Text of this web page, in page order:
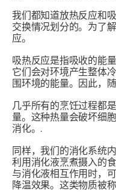
我们都知道放热反应和
交换情况划分的。为了
应。
吸热反应是指吸收的能
它们会对环境产生整体
围环境的能量。因此，
几乎所有的烹饪过程都
量。这种热量会破坏细
消化。.
同样，我们的消化系统
利用消化液烹煮摄入的
与消化液相互作用时，
降温效果。这类物质被